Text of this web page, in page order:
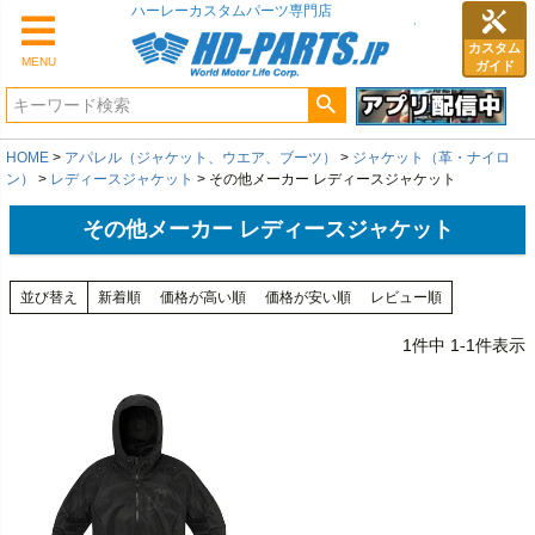
MENU
カスタム
ガイド
ハーレーカスタムパーツ専門店
HOME アパレル（ジャケット、ウエア、ブーツ）
ジャケット（革・ナイロ
ン）
レディースジャケット その他メーカー レディースジャケット
その他メーカー レディースジャケット
並び替え 新着順 価格が高い順 価格が安い順 レビュー順
1件中 1-1件表示